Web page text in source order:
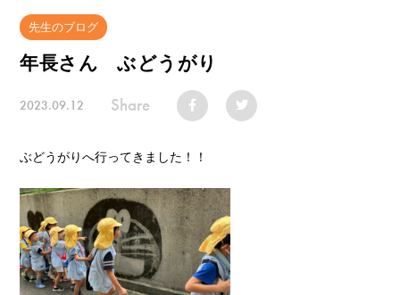
先生のブログ
年長さん ぶどうがり
2023.09.12 Share
ぶどうがりへ行ってきました！！